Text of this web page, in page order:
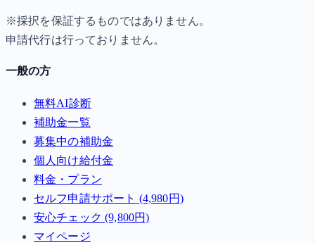
※採択を保証するものではありません。
申請代行は行っておりません。
一般の方
無料AI診断
補助金一覧
募集中の補助金
個人向け給付金
料金・プラン
セルフ申請サポート (4,980円)
安心チェック (9,800円)
マイページ